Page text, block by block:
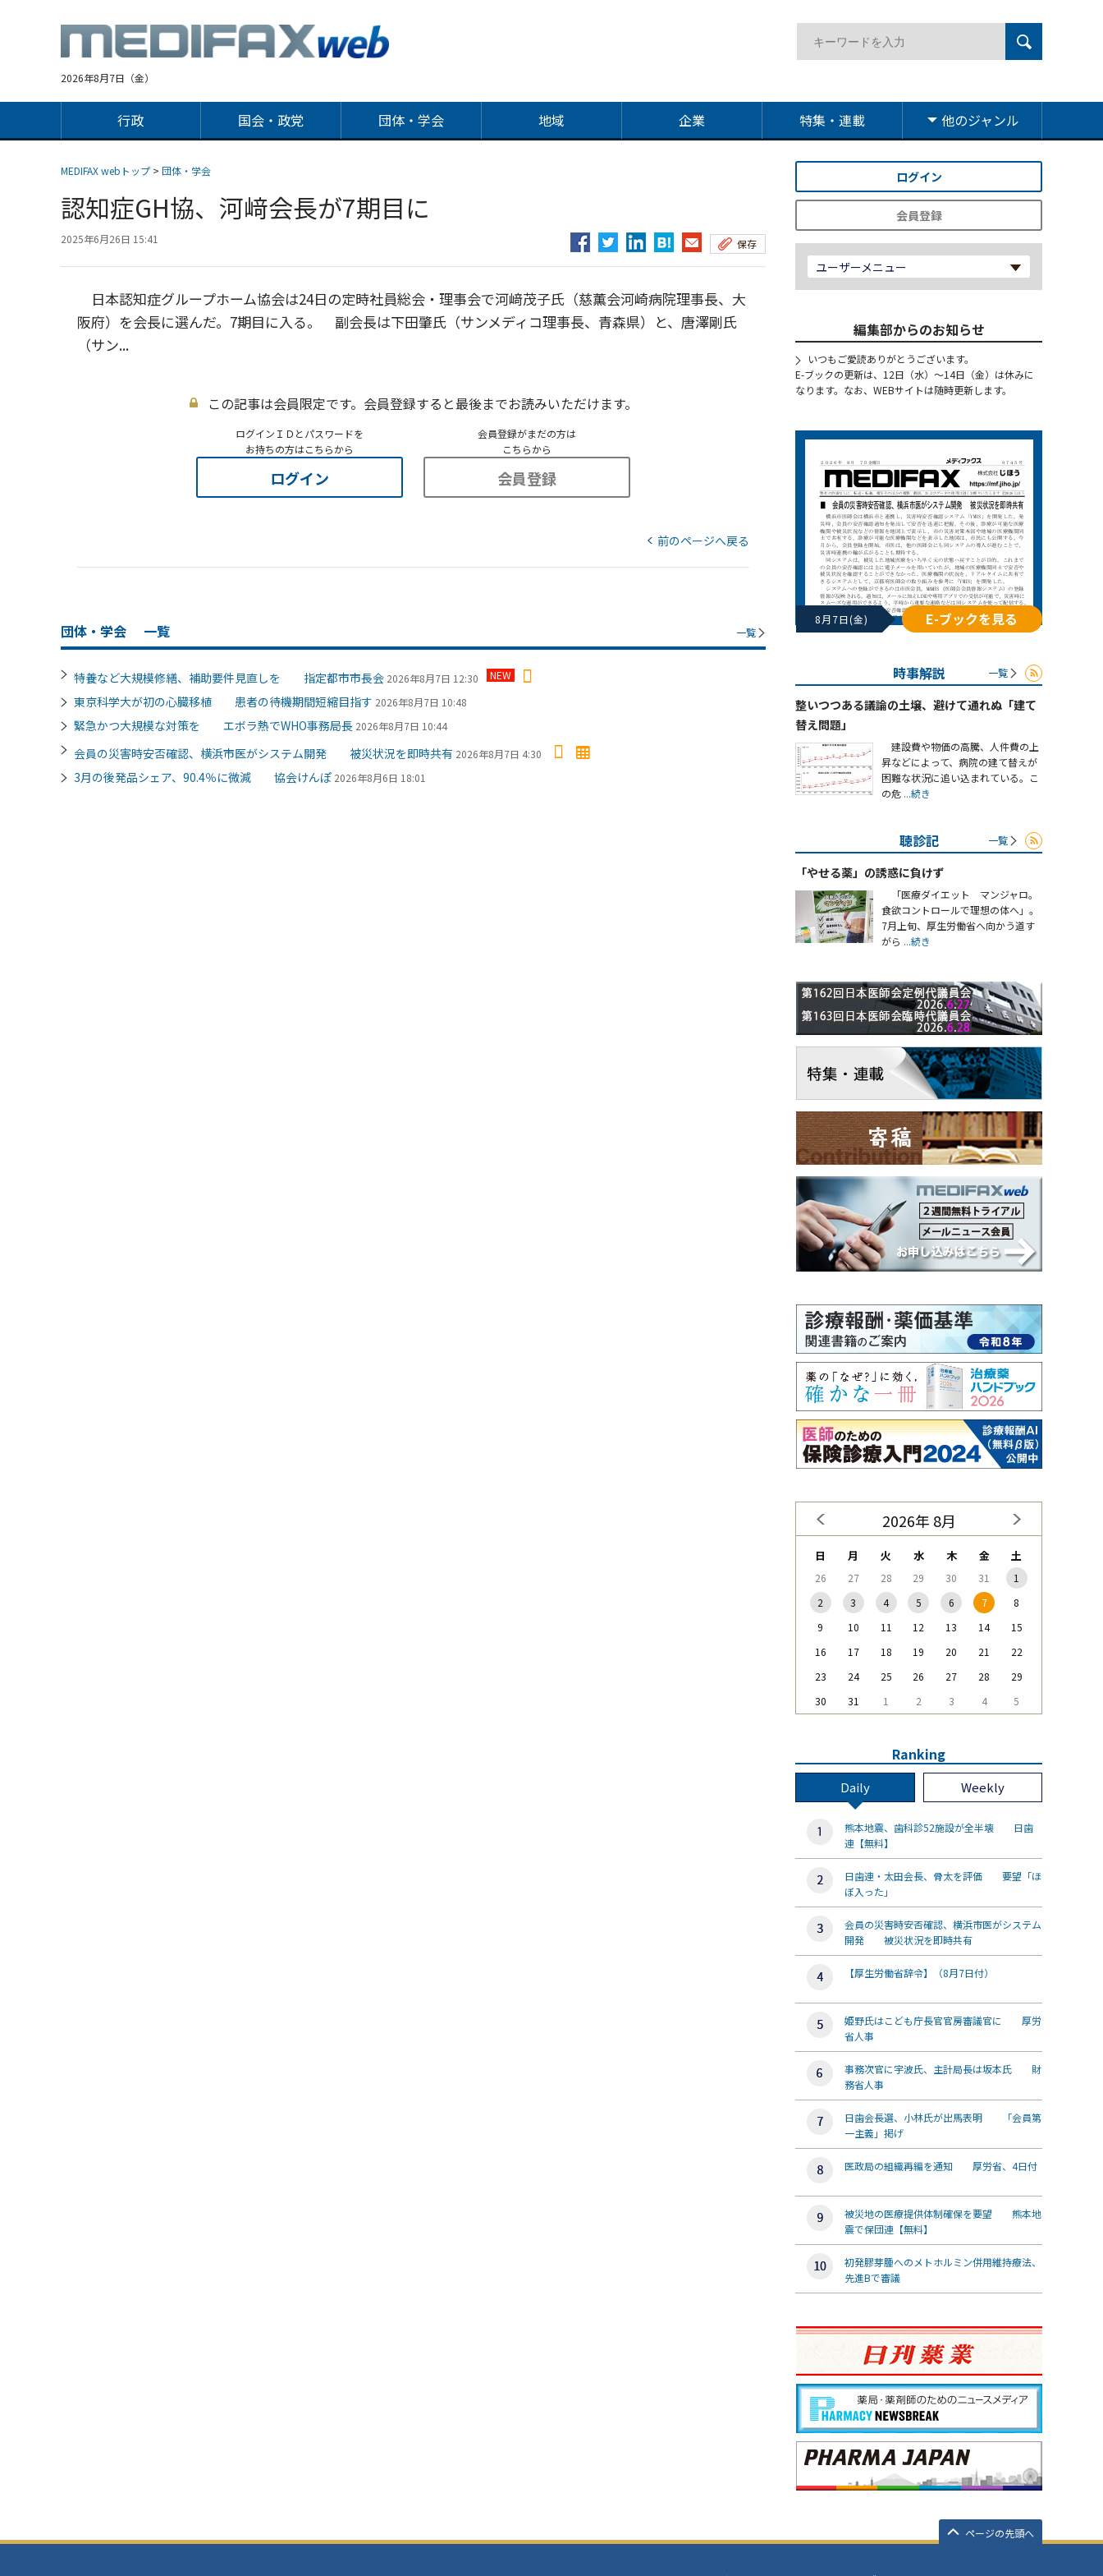
2026年8月7日（金）
行政 国会・政党 団体・学会 地域 企業 特集・連載 他のジャンル
MEDIFAX webトップ > 団体・学会
認知症GH協、河﨑会長が7期目に
2025年6月26日 15:41 保存
日本認知症グループホーム協会は24日の定時社員総会・理事会で河﨑茂子氏（慈薫会河崎病院理事長、大
阪府）を会長に選んだ。7期目に入る。 副会長は下田肇氏（サンメディコ理事長、青森県）と、唐澤剛氏
（サン...
この記事は会員限定です。会員登録すると最後までお読みいただけます。
ログインＩＤとパスワードを
お持ちの方はこちらから
ログイン
会員登録がまだの方は
こちらから
会員登録
前のページへ戻る
団体・学会 一覧 一覧
特養など大規模修繕、補助要件見直しを 指定都市市長会 2026年8月7日 12:30 NEW
東京科学大が初の心臓移植 患者の待機期間短縮目指す 2026年8月7日 10:48
緊急かつ大規模な対策を エボラ熱でWHO事務局長 2026年8月7日 10:44
会員の災害時安否確認、横浜市医がシステム開発 被災状況を即時共有 2026年8月7日 4:30
3月の後発品シェア、90.4％に微減 協会けんぽ 2026年8月6日 18:01
ログイン
会員登録
ユーザーメニュー
編集部からのお知らせ
いつもご愛読ありがとうございます。
E-ブックの更新は、12日（水）～14日（金）は休みに
なります。なお、WEBサイトは随時更新します。
8月7日(金) E-ブックを見る
時事解説 一覧
整いつつある議論の土壌、避けて通れぬ「建て
替え問題」
建設費や物価の高騰、人件費の上
昇などによって、病院の建て替えが
困難な状況に追い込まれている。こ
の危 ...続き
聴診記 一覧
「やせる薬」の誘惑に負けず
「医療ダイエット マンジャロ。
食欲コントロールで理想の体へ」。
7月上旬、厚生労働省へ向かう道す
がら ...続き
2026年 8月
日 月 火 水 木 金 土
26 27 28 29 30 31
1
2
3 4 5 6 7
8
9
10 11 12 13 14
15
16
17 18 19 20 21
22
23
24 25 26 27 28
29
30
31 1 2 3 4 5
Ranking
Daily Weekly
熊本地震、歯科診52施設が全半壊 日歯
連【無料】
日歯連・太田会長、骨太を評価 要望「ほ
ぼ入った」
会員の災害時安否確認、横浜市医がシステム
開発 被災状況を即時共有
【厚生労働省辞令】（8月7日付）
姫野氏はこども庁長官官房審議官に 厚労
省人事
事務次官に宇波氏、主計局長は坂本氏 財
務省人事
日歯会長選、小林氏が出馬表明 「会員第
一主義」掲げ
医政局の組織再編を通知 厚労省、4日付
被災地の医療提供体制確保を要望 熊本地
震で保団連【無料】
初発膠芽腫へのメトホルミン併用維持療法、
先進Bで審議
ページの先頭へ